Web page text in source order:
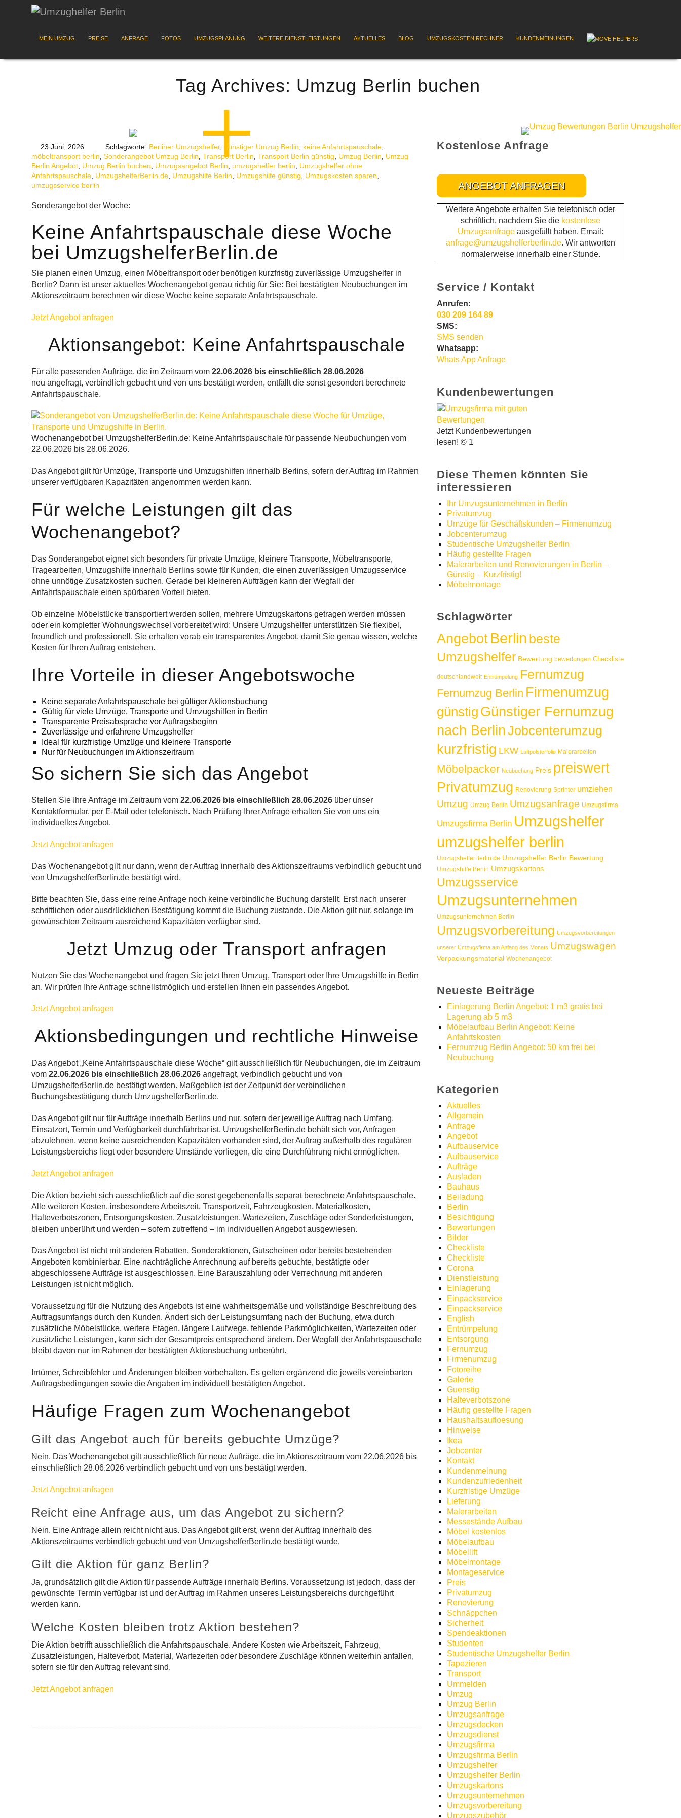
MEIN UMZUG PREISE ANFRAGE FOTOS UMZUGSPLANUNG WEITERE DIENSTLEISTUNGEN AKTUELLES BLOG UMZUGSKOSTEN RECHNER KUNDENMEINUNGEN
Tag Archives: Umzug Berlin buchen
23 Juni, 2026 Schlagworte: Berliner Umzugshelfer, günstiger Umzug Berlin keine Anfahrtspauschale
möbeltransport berlin Sonderangebot Umzug Berlin Transport Berlin Transport Berlin günstig Umzug Berlin
Umzug
Berlin Angebot Umzug Berlin buchen Umzugsangebot Berlin umzugshelfer berlin
Umzugshelfer ohne
Anfahrtspauschale UmzugshelferBerlin.de Umzugshilfe Berlin Umzugshilfe günstig Umzugskosten sparen
umzugsservice berlin
Sonderangebot der Woche:
Keine Anfahrtspauschale diese Woche
bei UmzugshelferBerlin.de
Sie planen einen Umzug, einen Möbeltransport oder benötigen kurzfristig zuverlässige Umzugshelfer in
Berlin? Dann ist unser aktuelles Wochenangebot genau richtig für Sie: Bei bestätigten Neubuchungen im
Aktionszeitraum berechnen wir diese Woche keine separate Anfahrtspauschale.
Jetzt Angebot anfragen
Aktionsangebot: Keine Anfahrtspauschale
Für alle passenden Aufträge, die im Zeitraum vom 22.06.2026 bis einschließlich 28.06.2026
neu angefragt, verbindlich gebucht und von uns bestätigt werden, entfällt die sonst gesondert berechnete
Anfahrtspauschale.
Wochenangebot bei UmzugshelferBerlin.de: Keine Anfahrtspauschale für passende Neubuchungen vom
22.06.2026 bis 28.06.2026.
Das Angebot gilt für Umzüge, Transporte und Umzugshilfen innerhalb Berlins, sofern der Auftrag im Rahmen
unserer verfügbaren Kapazitäten angenommen werden kann.
Für welche Leistungen gilt das
Wochenangebot?
Das Sonderangebot eignet sich besonders für private Umzüge, kleinere Transporte, Möbeltransporte,
Tragearbeiten, Umzugshilfe innerhalb Berlins sowie für Kunden, die einen zuverlässigen Umzugsservice
ohne unnötige Zusatzkosten suchen. Gerade bei kleineren Aufträgen kann der Wegfall der
Anfahrtspauschale einen spürbaren Vorteil bieten.
Ob einzelne Möbelstücke transportiert werden sollen, mehrere Umzugskartons getragen werden müssen
oder ein kompletter Wohnungswechsel vorbereitet wird: Unsere Umzugshelfer unterstützen Sie flexibel,
freundlich und professionell. Sie erhalten vorab ein transparentes Angebot, damit Sie genau wissen, welche
Kosten für Ihren Auftrag entstehen.
Ihre Vorteile in dieser Angebotswoche
Keine separate Anfahrtspauschale bei gültiger Aktionsbuchung
Gültig für viele Umzüge, Transporte und Umzugshilfen in Berlin
Transparente Preisabsprache vor Auftragsbeginn
Zuverlässige und erfahrene Umzugshelfer
Ideal für kurzfristige Umzüge und kleinere Transporte
Nur für Neubuchungen im Aktionszeitraum
So sichern Sie sich das Angebot
Stellen Sie Ihre Anfrage im Zeitraum vom 22.06.2026 bis einschließlich 28.06.2026 über unser
Kontaktformular, per E-Mail oder telefonisch. Nach Prüfung Ihrer Anfrage erhalten Sie von uns ein
individuelles Angebot.
Jetzt Angebot anfragen
Das Wochenangebot gilt nur dann, wenn der Auftrag innerhalb des Aktionszeitraums verbindlich gebucht und
von UmzugshelferBerlin.de bestätigt wird.
Bitte beachten Sie, dass eine reine Anfrage noch keine verbindliche Buchung darstellt. Erst nach unserer
schriftlichen oder ausdrücklichen Bestätigung kommt die Buchung zustande. Die Aktion gilt nur, solange im
gewünschten Zeitraum ausreichend Kapazitäten verfügbar sind.
Jetzt Umzug oder Transport anfragen
Nutzen Sie das Wochenangebot und fragen Sie jetzt Ihren Umzug, Transport oder Ihre Umzugshilfe in Berlin
an. Wir prüfen Ihre Anfrage schnellstmöglich und erstellen Ihnen ein passendes Angebot.
Jetzt Angebot anfragen
Aktionsbedingungen und rechtliche Hinweise
Das Angebot „Keine Anfahrtspauschale diese Woche“ gilt ausschließlich für Neubuchungen, die im Zeitraum
vom 22.06.2026 bis einschließlich 28.06.2026 angefragt, verbindlich gebucht und von
UmzugshelferBerlin.de bestätigt werden. Maßgeblich ist der Zeitpunkt der verbindlichen
Buchungsbestätigung durch UmzugshelferBerlin.de.
Das Angebot gilt nur für Aufträge innerhalb Berlins und nur, sofern der jeweilige Auftrag nach Umfang,
Einsatzort, Termin und Verfügbarkeit durchführbar ist. UmzugshelferBerlin.de behält sich vor, Anfragen
abzulehnen, wenn keine ausreichenden Kapazitäten vorhanden sind, der Auftrag außerhalb des regulären
Leistungsbereichs liegt oder besondere Umstände vorliegen, die eine Durchführung nicht ermöglichen.
Jetzt Angebot anfragen
Die Aktion bezieht sich ausschließlich auf die sonst gegebenenfalls separat berechnete Anfahrtspauschale.
Alle weiteren Kosten, insbesondere Arbeitszeit, Transportzeit, Fahrzeugkosten, Materialkosten,
Halteverbotszonen, Entsorgungskosten, Zusatzleistungen, Wartezeiten, Zuschläge oder Sonderleistungen,
bleiben unberührt und werden – sofern zutreffend – im individuellen Angebot ausgewiesen.
Das Angebot ist nicht mit anderen Rabatten, Sonderaktionen, Gutscheinen oder bereits bestehenden
Angeboten kombinierbar. Eine nachträgliche Anrechnung auf bereits gebuchte, bestätigte oder
abgeschlossene Aufträge ist ausgeschlossen. Eine Barauszahlung oder Verrechnung mit anderen
Leistungen ist nicht möglich.
Voraussetzung für die Nutzung des Angebots ist eine wahrheitsgemäße und vollständige Beschreibung des
Auftragsumfangs durch den Kunden. Ändert sich der Leistungsumfang nach der Buchung, etwa durch
zusätzliche Möbelstücke, weitere Etagen, längere Laufwege, fehlende Parkmöglichkeiten, Wartezeiten oder
zusätzliche Leistungen, kann sich der Gesamtpreis entsprechend ändern. Der Wegfall der Anfahrtspauschale
bleibt davon nur im Rahmen der bestätigten Aktionsbuchung unberührt.
Irrtümer, Schreibfehler und Änderungen bleiben vorbehalten. Es gelten ergänzend die jeweils vereinbarten
Auftragsbedingungen sowie die Angaben im individuell bestätigten Angebot.
Häufige Fragen zum Wochenangebot
Gilt das Angebot auch für bereits gebuchte Umzüge?
Nein. Das Wochenangebot gilt ausschließlich für neue Aufträge, die im Aktionszeitraum vom 22.06.2026 bis
einschließlich 28.06.2026 verbindlich gebucht und von uns bestätigt werden.
Jetzt Angebot anfragen
Reicht eine Anfrage aus, um das Angebot zu sichern?
Nein. Eine Anfrage allein reicht nicht aus. Das Angebot gilt erst, wenn der Auftrag innerhalb des
Aktionszeitraums verbindlich gebucht und von UmzugshelferBerlin.de bestätigt wurde.
Gilt die Aktion für ganz Berlin?
Ja, grundsätzlich gilt die Aktion für passende Aufträge innerhalb Berlins. Voraussetzung ist jedoch, dass der
gewünschte Termin verfügbar ist und der Auftrag im Rahmen unseres Leistungsbereichs durchgeführt
werden kann.
Welche Kosten bleiben trotz Aktion bestehen?
Die Aktion betrifft ausschließlich die Anfahrtspauschale. Andere Kosten wie Arbeitszeit, Fahrzeug,
Zusatzleistungen, Halteverbot, Material, Wartezeiten oder besondere Zuschläge können weiterhin anfallen,
sofern sie für den Auftrag relevant sind.
Jetzt Angebot anfragen
Kostenlose Anfrage
ANGEBOT ANFRAGEN
Weitere Angebote erhalten Sie telefonisch oder
schriftlich, nachdem Sie die kostenlose
Umzugsanfrage ausgefüllt haben. Email:
anfrage@umzugshelferberlin.de. Wir antworten
normalerweise innerhalb einer Stunde.
Service / Kontakt
Anrufen:
030 209 164 89
SMS:
SMS senden
Whatsapp:
Whats App Anfrage
Kundenbewertungen
Jetzt Kundenbewertungen
lesen! © 1
Diese Themen könnten Sie
interessieren
Ihr Umzugsunternehmen in Berlin
Privatumzug
Umzüge für Geschäftskunden – Firmenumzug
Jobcenterumzug
Studentische Umzugshelfer Berlin
Häufig gestellte Fragen
Malerarbeiten und Renovierungen in Berlin –
Günstig – Kurzfristig!
Möbelmontage
Schlagwörter
AngebotBerlin beste
Umzugshelfer Bewertung bewertungen Checkliste
deutschlandweit Entrümpelung Fernumzug
Fernumzug Berlin Firmenumzug
günstig Günstiger Fernumzug
nach BerlinJobcenterumzug
kurzfristig LKW Luftpolsterfolie Malerarbeiten
Möbelpacker Neubuchung Preis preiswert
Privatumzug Renovierung Sprinter umziehen
Umzug Umzug Berlin Umzugsanfrage Umzugsfirma
Umzugsfirma Berlin Umzugshelfer
umzugshelfer berlin
UmzugshelferBerlin.de Umzugshelfer Berlin Bewertung
Umzugshilfe Berlin Umzugskartons
Umzugsservice
Umzugsunternehmen
Umzugsunternehmen Berlin
Umzugsvorbereitung Umzugsvorbereitungen
unserer Umzugsfirma am Anfang des Monats Umzugswagen
Verpackungsmaterial Wochenangebot
Neueste Beiträge
Einlagerung Berlin Angebot: 1 m3 gratis bei
Lagerung ab 5 m3
Möbelaufbau Berlin Angebot: Keine
Anfahrtskosten
Fernumzug Berlin Angebot: 50 km frei bei
Neubuchung
Kategorien
Aktuelles
Allgemein
Anfrage
Angebot
Aufbauservice
Aufbauservice
Aufträge
Ausladen
Bauhaus
Beiladung
Berlin
Besichtigung
Bewertungen
Bilder
Checkliste
Checkliste
Corona
Dienstleistung
Einlagerung
Einpackservice
Einpackservice
English
Entrümpelung
Entsorgung
Fernumzug
Firmenumzug
Fotoreihe
Galerie
Guenstig
Halteverbotszone
Häufig gestellte Fragen
Haushaltsaufloesung
Hinweise
Ikea
Jobcenter
Kontakt
Kundenmeinung
Kundenzufriedenheit
Kurzfristige Umzüge
Lieferung
Malerarbeiten
Messestände Aufbau
Möbel kostenlos
Möbelaufbau
Möbellift
Möbelmontage
Montageservice
Preis
Privatumzug
Renovierung
Schnäppchen
Sicherheit
Spendeaktionen
Studenten
Studentische Umzugshelfer Berlin
Tapezieren
Transport
Ummelden
Umzug
Umzug Berlin
Umzugsanfrage
Umzugsdecken
Umzugsdienst
Umzugsfirma
Umzugsfirma Berlin
Umzugshelfer
Umzugshelfer Berlin
Umzugskartons
Umzugsunternehmen
Umzugsvorbereitung
Umzugszubehör